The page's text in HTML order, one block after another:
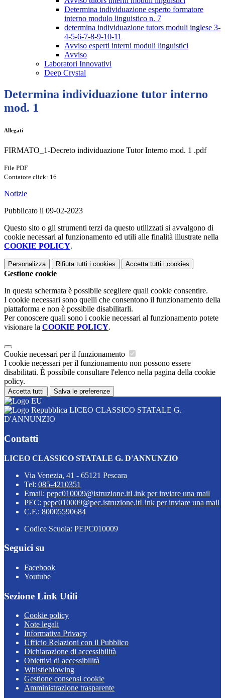
Determina individuazione esperto formatore
interno modulo linguistico n. 7
determina individuazione tutors moduli inglese 3-
4-5-6-7-8-9-10-11
Avviso esperti interni moduli linguistici
Avviso
Laboratori Innovativi
Deep Crystal
Determina individuazione tutor interno
mod. 1
Allegati
FIRMATO_1-Decreto individuazione Tutor Interno mod. 1 .pdf
File PDF
Contatore click: 16
Notizie
Pubblicato il 09-02-2023
Questo sito o gli strumenti terzi da questo utilizzati si avvalgono di
cookie necessari al funzionamento ed utili alle finalità illustrate nella
COOKIE POLICY.
Personalizza Rifiuta tutti i cookies Accetta tutti i cookies
Gestione cookie
In questa schermata è possibile scegliere quali cookie consentire.
I cookie necessari sono quelli che consentono il funzionamento della
piattaforma e non è possibile disabilitarli.
Per conoscere quali sono i cookie necessari al funzionamento potete
visionare la COOKIE POLICY.
Cookie necessari per il funzionamento
I cookie necessari per il funzionamento non possono essere
disabilitati. È possibile consultare l'elenco nella pagina della cookie
policy.
Accetta tutti Salva le preferenze
LICEO CLASSICO STATALE G.
D'ANNUNZIO
Contatti
LICEO CLASSICO STATALE G. D'ANNUNZIO
Via Venezia, 41 - 65121 Pescara
Tel: 085-4210351
Email: pepc010009@istruzione.itLink per inviare una mail
PEC: pepc010009@pec.istruzione.itLink per inviare una mail
C.F.: 80005590684
Codice Scuola: PEPC010009
Seguici su
Facebook
Youtube
Sezione Link Utili
Cookie policy
Note legali
Informativa Privacy
Ufficio Relazioni con il Pubblico
Dichiarazione di accessibilità
Obiettivi di accessibilità
Whistleblowing
Gestione consensi cookie
Amministrazione trasparente